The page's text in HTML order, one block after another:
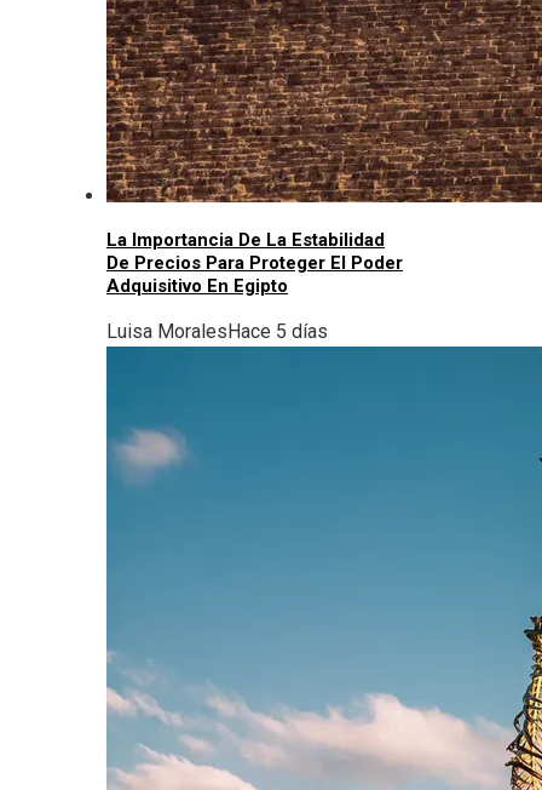
La Importancia De La Estabilidad
De Precios Para Proteger El Poder
Adquisitivo En Egipto
Luisa MoralesHace 5 días